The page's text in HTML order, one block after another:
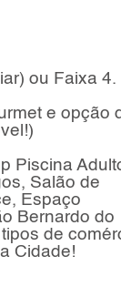
ou Faixa 4.
e opção
Piscina
Salão de
Espaço
Bernardo do
de
Cidade!